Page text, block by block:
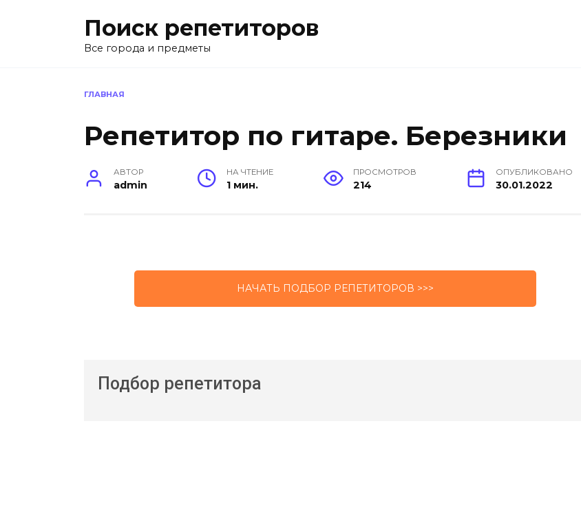
Поиск репетиторов
Все города и предметы
ГЛАВНАЯ
Репетитор по гитаре. Березники
АВТОР
admin
НА ЧТЕНИЕ
1 мин.
ПРОСМОТРОВ
214
ОПУБЛИКОВАНО
30.01.2022
НАЧАТЬ ПОДБОР РЕПЕТИТОРОВ >>>
Подбор репетитора